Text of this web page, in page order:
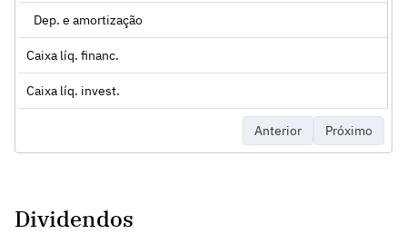
Dep. e amortização
Caixa líq. financ.
Caixa líq. invest.
Anterior Próximo
Dividendos